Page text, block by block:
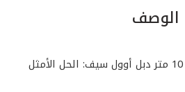
الوصف
حزام رفع ثقيل 10 طن طول 10 متر دبل أوول سيف: الحل الأمثل